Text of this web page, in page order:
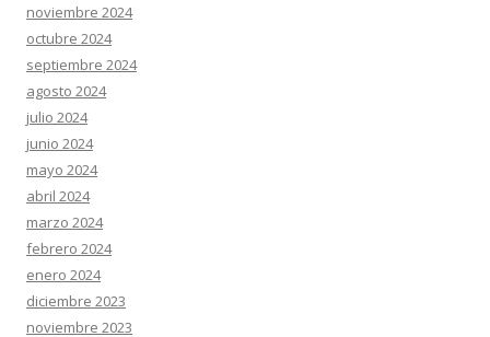
noviembre 2024
octubre 2024
septiembre 2024
agosto 2024
julio 2024
junio 2024
mayo 2024
abril 2024
marzo 2024
febrero 2024
enero 2024
diciembre 2023
noviembre 2023